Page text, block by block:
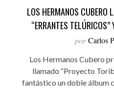
LOS HERMANOS CUBERO
“ERRANTES
por Carlos
Los Hermanos Cubero
llamado “Proyecto
fantástico un doble álbum